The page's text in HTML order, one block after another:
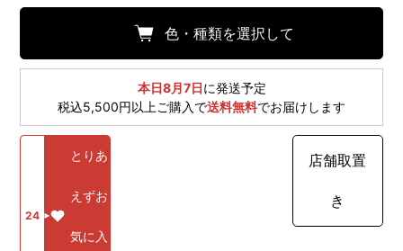
色・種類を選択して
本日8月7日に発送予定
税込5,500円以上ご購入で送料無料でお届けします
24
とりあ
えずお
気に入
店舗取置
き